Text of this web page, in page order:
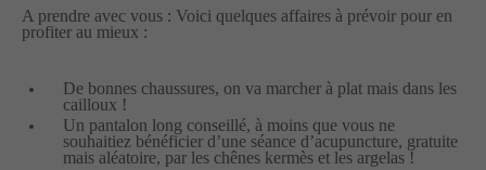
A prendre avec vous : Voici quelques affaires à prévoir pour en
profiter au mieux :
De bonnes chaussures, on va marcher à plat mais dans les
cailloux !
Un pantalon long conseillé, à moins que vous ne
souhaitiez bénéficier d’une séance d’acupuncture, gratuite
mais aléatoire, par les chênes kermès et les argelas !